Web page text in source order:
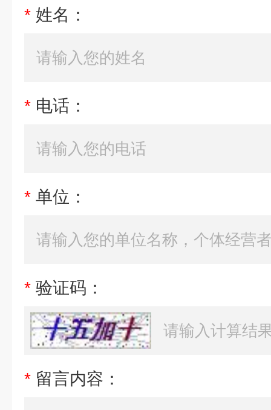
* 姓名：
* 电话：
* 单位：
* 验证码：
* 留言内容：